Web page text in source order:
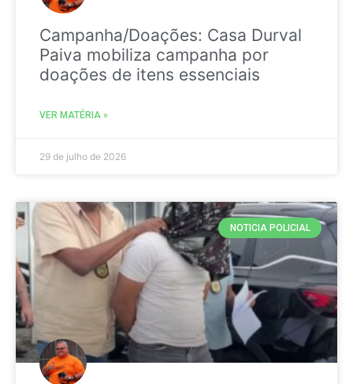
Campanha/Doações: Casa Durval
Paiva mobiliza campanha por
doações de itens essenciais
VER MATÉRIA »
29 de julho de 2026
NOTICIA POLICIAL